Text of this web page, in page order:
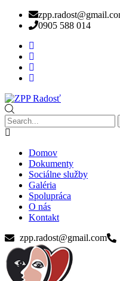
0905 588 014
Domov
Dokumenty
Sociálne služby
Galéria
Spolupráca
O nás
Kontakt
zpp.radost@gmail.com